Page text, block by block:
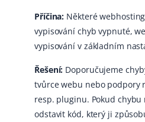
Příčina: Některé
vypisování chyb vypnuté,
vypisování v základním
Řešení: Doporučujeme
tvůrce webu nebo podpory
resp. pluginu. Pokud chybu
odstavit kód, který ji